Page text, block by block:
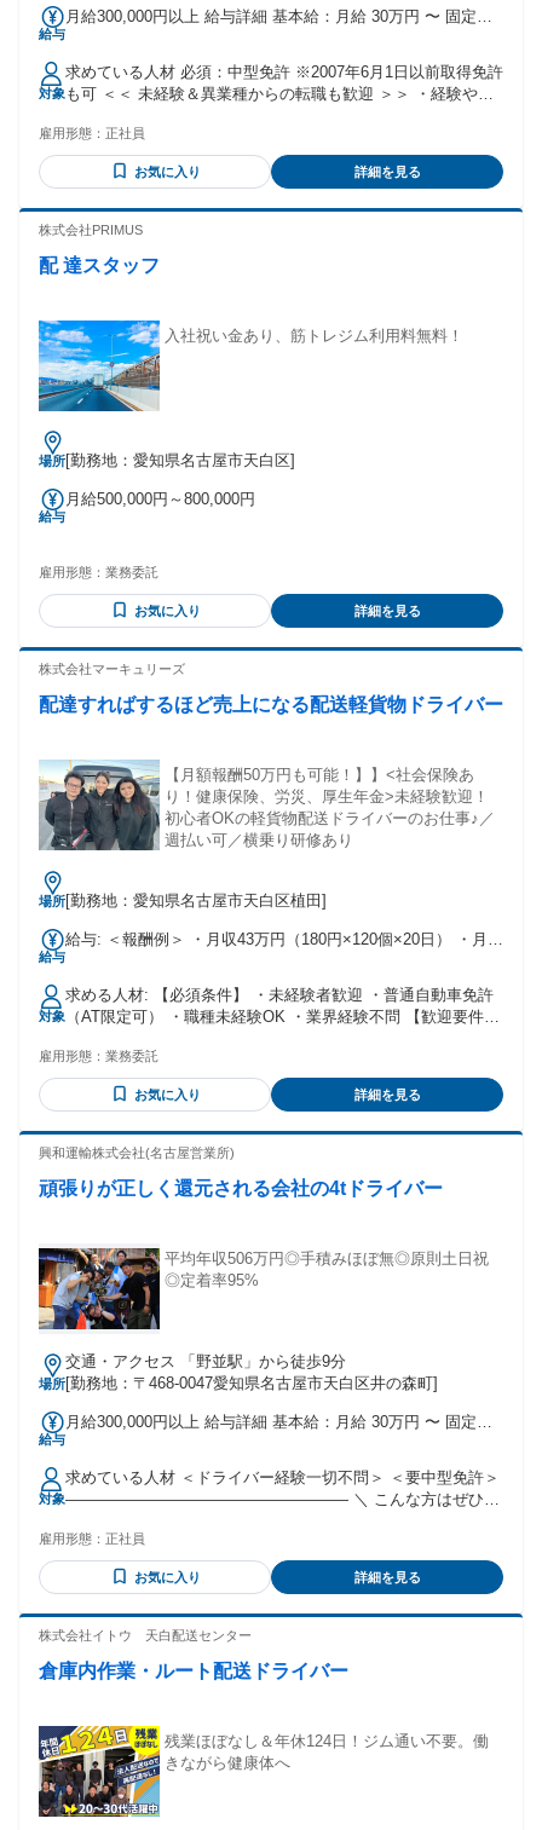
給与
月給300,000円以上 給与詳細 基本給：月給 30万円 〜 固定残
勤・家族手当金額：なし 全員に一律で支払われるその他手当
金額：なし 【 各種手当あり 】 ・通勤手当 ・役職手当 ・資格
取得手当 └リフト免許など会社負担
対象
求めている人材 必須：中型免許 ※2007年6月1日以前取得免許
も可 ＜＜ 未経験＆異業種からの転職も歓迎 ＞＞ ・経験や専
ブランクOK ・第二新卒歓迎！ 求める人物像： ■挨拶や報連
相などを大切にできる ■仕事に誇りを持ち社会や仲間に貢献
できる ■コツコツまじめに業務へ向き合える
心に20代～60代も活躍中！
やすい環境なので、 実際に家庭持ちの方がほとんど。 マイホ
―――――――――――――――――――― 「興和運輸を選
んだ理由」ランキング
―――――――――――――――――――― 1位 休日が多
い！ 2位 給与が良い！(昇給・賞与あり◎) 3位 人間関係が良
（営業・ディーラ―など）や 製造＆工業系（鉄工所・機械・
の建設業、 介護・飲食などのサービス業など様々！
雇用形態： 正社員
お気に入り 詳細を見る
株式会社PRIMUS
配 達スタッフ
入社祝い金あり、筋トレジム利用料無料！
場所[勤務地：愛知県名古屋市天白区]
給与
月給500,000円～800,000円
雇用形態： 業務委託
お気に入り 詳細を見る
株式会社マーキュリーズ
配達すればするほど売上になる配送軽貨物ドライバー
【月額報酬50万円も可能！】】<社会保険あ
り！健康保険、労災、厚生年金>未経験歓迎！
初心者OKの軽貨物配送ドライバーのお仕事♪／
週払い可／横乗り研修あり
場所[勤務地：愛知県名古屋市天白区植田]
給与
給与: ＜報酬例＞ ・月収43万円（180円×120個×20日） ・月収
対象
求める人材: 【必須条件】 ・未経験者歓迎 ・普通自動車免許
（AT限定可） ・職種未経験OK ・業界経験不問 【歓迎要件】
ーのご経験 （お弁当やピザ・お寿司の宅配経験等） ・フリー
ランスで配送業をされていた方 ・将来、独立を目指している
方など ・ハローワークでお仕事をお探し中の方歓迎 〓─〓─
雇用形態： 業務委託
お気に入り 詳細を見る
興和運輸株式会社(名古屋営業所)
頑張りが正しく還元される会社の4tドライバー
平均年収506万円◎手積みほぼ無◎原則土日祝
◎定着率95%
場所
交通・アクセス 「野並駅」から徒歩9分
[勤務地：〒468-0047愛知県名古屋市天白区井の森町]
給与
月給300,000円以上 給与詳細 基本給：月給 30万円 〜 固定残
勤・家族手当金額：なし 全員に一律で支払われるその他手当
金額：なし
対象
求めている人材 ＜ドライバー経験一切不問＞ ＜要中型免許＞
―――――――――――――――――― ＼ こんな方はぜひ！
社がいい ✅ 時間や約束をきちんと守れる ✅ 丁寧な運転を心
がけられる ✅ あいさつができる ✅ 安定企業で長く働きたい
✅ 責任感を持って仕事に向き合える
雇用形態： 正社員
お気に入り 詳細を見る
株式会社イトウ 天白配送センター
倉庫内作業・ルート配送ドライバー
残業ほぼなし＆年休124日！ジム通い不要。働
きながら健康体へ